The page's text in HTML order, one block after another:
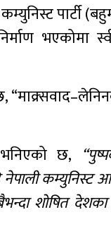
पार्टी
भएकोमा
भनिएको छ,
नेपाली कम्युनिस्ट
शोषित